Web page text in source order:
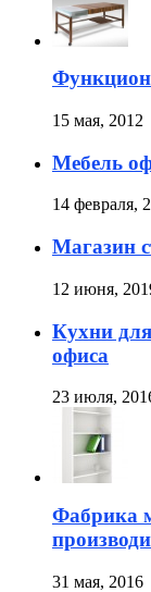
15 мая, 2012
Мебель
14 февраля,
Магазин
12 июня,
Кухни
офиса
23 июля,
Фабрика
31 мая, 2016